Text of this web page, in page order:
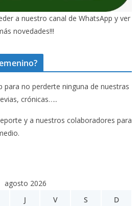
a nuestro canal de WhatsApp y ver
novedades!!!
para no perderte ninguna de nuestras
crónicas…..
y a nuestros colaboradores para
agosto 2026
J V S D